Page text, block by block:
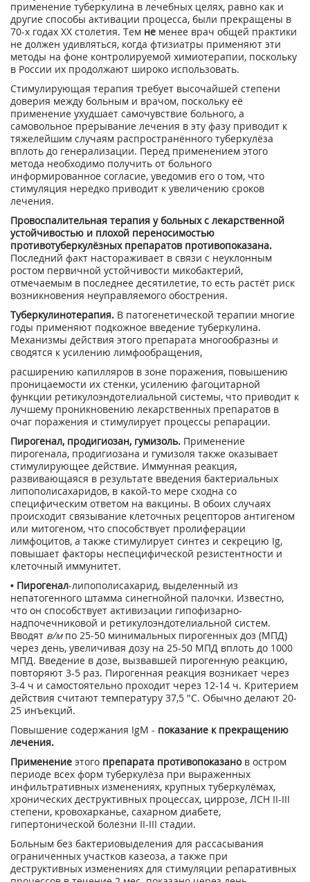
применение туберкулина в лечебных целях, равно как и
другие способы активации процесса, были прекращены в
70-х годах XX столетия. Тем не менее врач общей практики
не должен удивляться, когда фтизиатры применяют эти
методы на фоне контролируемой химиотерапии, поскольку
в России их продолжают широко использовать.
Стимулирующая терапия требует высочайшей степени
доверия между больным и врачом, поскольку её
применение ухудшает самочувствие больного, а
самовольное прерывание лечения в эту фазу приводит к
тяжелейшим случаям распространённого туберкулёза
вплоть до генерализации. Перед применением этого
метода необходимо получить от больного
информированное согласие, уведомив его о том, что
стимуляция нередко приводит к увеличению сроков
лечения.
Провоспалительная терапия у больных с лекарственной
устойчивостью и плохой переносимостью
противотуберкулёзных препаратов противопоказана.
Последний факт настораживает в связи с неуклонным
ростом первичной устойчивости микобактерий,
отмечаемым в последнее десятилетие, то есть растёт риск
возникновения неуправляемого обострения.
Туберкулинотерапия. В патогенетической терапии многие
годы применяют подкожное введение туберкулина.
Механизмы действия этого препарата многообразны и
сводятся к усилению лимфообращения,
расширению капилляров в зоне поражения, повышению
проницаемости их стенки, усилению фагоцитарной
функции ретикулоэндотелиальной системы, что приводит к
лучшему проникновению лекарственных препаратов в
очаг поражения и стимулирует процессы репарации.
Пирогенал, продигиозан, гумизоль. Применение
пирогенала, продигиозана и гумизоля также оказывает
стимулирующее действие. Иммунная реакция,
развивающаяся в результате введения бактериальных
липополисахаридов, в какой-то мере сходна со
специфическим ответом на вакцины. В обоих случаях
происходит связывание клеточных рецепторов антигеном
или митогеном, что способствует пролиферации
лимфоцитов, а также стимулирует синтез и секрецию Ig,
повышает факторы неспецифической резистентности и
клеточный иммунитет.
• Пирогенал-липополисахарид, выделенный из
непатогенного штамма синегнойной палочки. Известно,
что он способствует активизации гипофизарно-
надпочечниковой и ретикулоэндотелиальной систем.
Вводят в/мпо 25-50 минимальных пирогенных доз (МПД)
через день, увеличивая дозу на 25-50 МПД вплоть до 1000
МПД. Введение в дозе, вызвавшей пирогенную реакцию,
повторяют 3-5 раз. Пирогенная реакция возникает через
3-4 ч и самостоятельно проходит через 12-14 ч. Критерием
действия считают температуру 37,5 "С. Обычно делают 20-
25 инъекций.
Повышение содержания IgM - показание к прекращению
лечения.
Применение этого препарата противопоказанов остром
периоде всех форм туберкулёза при выраженных
инфильтративных изменениях, крупных туберкулёмах,
хронических деструктивных процессах, циррозе, ЛСН II-III
степени, кровохарканье, сахарном диабете,
гипертонической болезни II-III стадии.
Больным без бактериовыделения для рассасывания
ограниченных участков казеоза, а также при
деструктивных изменениях для стимуляции репаративных